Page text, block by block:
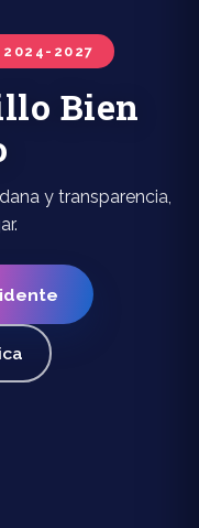
2024-2027
Bien
y transparencia,